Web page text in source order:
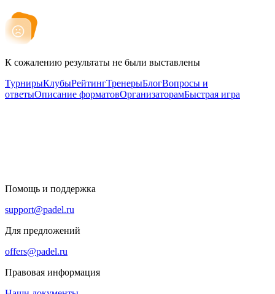
К сожалению результаты не были выставлены
ТурнирыКлубыРейтингТренерыБлогВопросы и
ответыОписание форматовОрганизаторамБыстрая игра
Помощь и поддержка
support@padel.ru
Для предложений
offers@padel.ru
Правовая информация